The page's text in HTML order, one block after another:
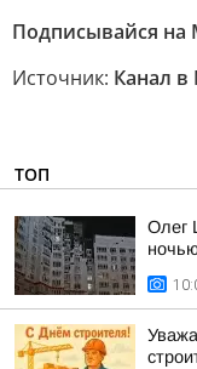
Подписывайся на
Источник: Канал
ТОП
Олег